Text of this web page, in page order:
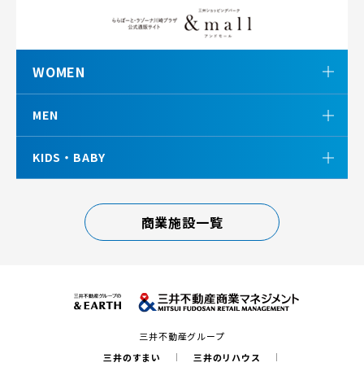
WOMEN
MEN
KIDS・BABY
商業施設一覧
三井不動産グループ
三井のすまい
三井のリハウス